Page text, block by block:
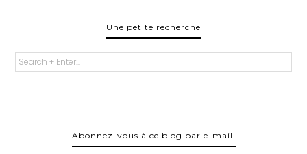
Une petite recherche
Abonnez-vous à ce blog par e-mail.